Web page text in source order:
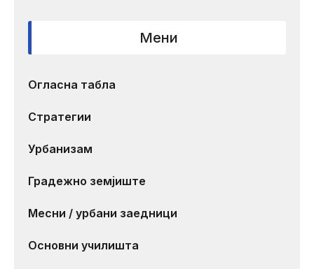
Мени
Огласна табла
Стратегии
Урбанизам
Градежно земјиште
Месни / урбани заедници
Основни училишта